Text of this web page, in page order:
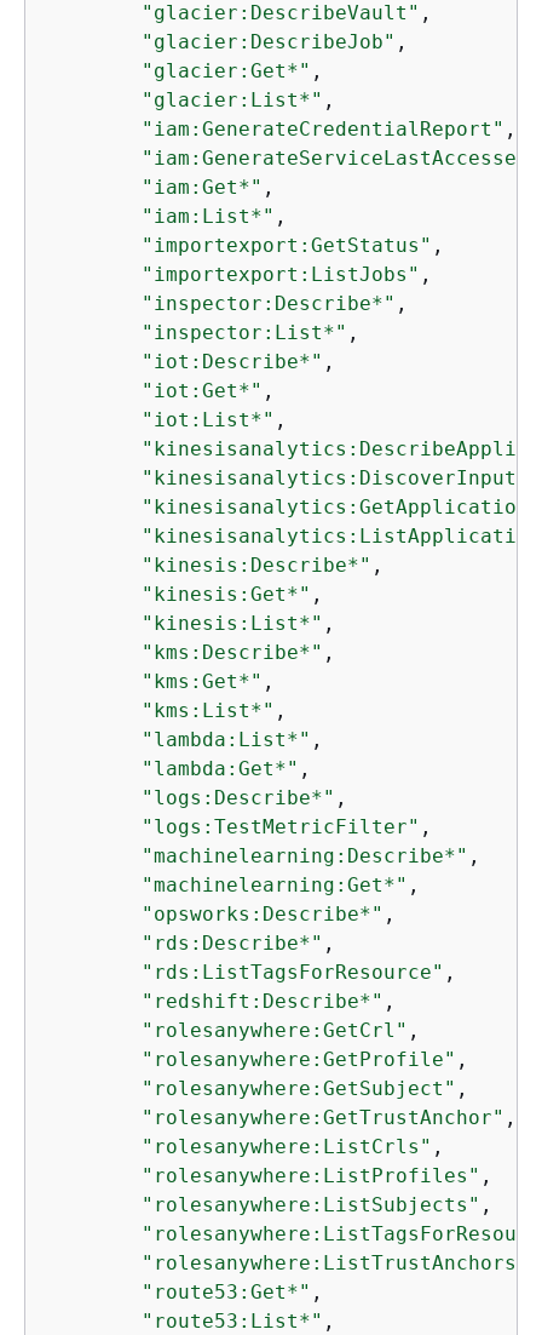
"glacier:DescribeVault" ,
"glacier:DescribeJob" ,
"glacier:Get*" ,
"glacier:List*" ,
"iam:GenerateCredentialReport" ,
"iam:Get*" ,
"iam:List*" ,
"importexport:GetStatus" ,
"importexport:ListJobs" ,
"inspector:Describe*" ,
"inspector:List*" ,
"iot:Describe*" ,
"iot:Get*" ,
"iot:List*" ,
"kinesis:Describe*" ,
"kinesis:Get*" ,
"kinesis:List*" ,
"kms:Describe*" ,
"kms:Get*" ,
"kms:List*" ,
"lambda:List*" ,
"lambda:Get*" ,
"logs:Describe*" ,
"logs:TestMetricFilter" ,
"machinelearning:Describe*" ,
"machinelearning:Get*" ,
"opsworks:Describe*" ,
"rds:Describe*" ,
"rds:ListTagsForResource" ,
"redshift:Describe*" ,
"rolesanywhere:GetCrl" ,
"rolesanywhere:GetProfile" ,
"rolesanywhere:GetSubject" ,
"rolesanywhere:GetTrustAnchor" ,
"rolesanywhere:ListCrls" ,
"rolesanywhere:ListProfiles" ,
"rolesanywhere:ListSubjects" ,
"rolesanywhere:ListTrustAnchors"
"route53:Get*" ,
"route53:List*" ,